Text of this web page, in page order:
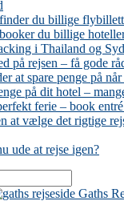
du billige
du billige
i Thailand og
på rejsen – få gode
at spare penge på
på dit hotel –
ferie – book
at vælge det rigtige
ude at rejse igen?
Gaths